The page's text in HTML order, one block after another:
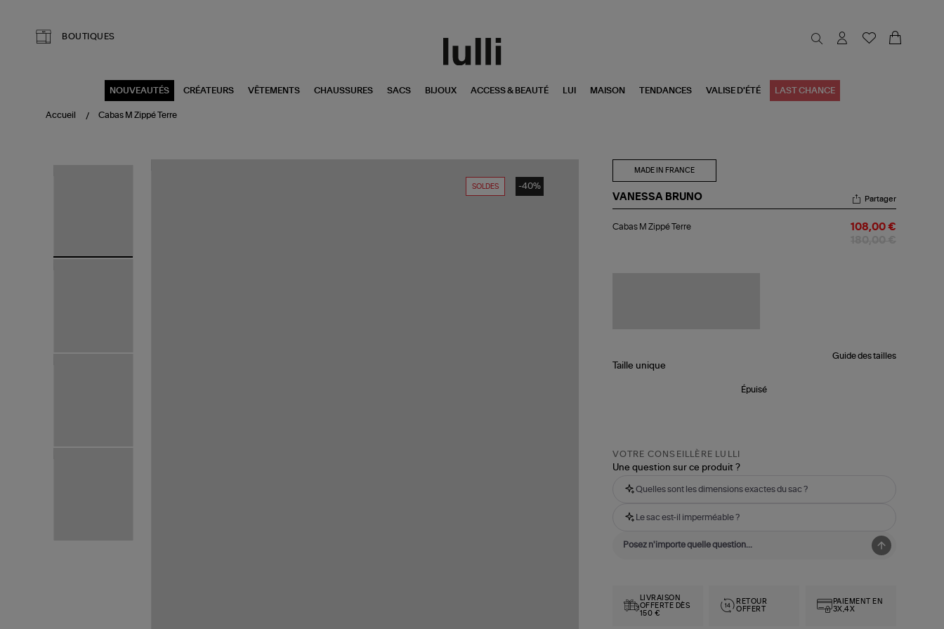
BOUTIQUES
NOUVEAUTÉS CRÉATEURS VÊTEMENTS CHAUSSURES SACS BIJOUX ACCESS & BEAUTÉ LUI MAISON TENDANCES VALISE D'ÉTÉ LAST CHANCE
Accueil Cabas M Zippé Terre
SOLDES -40%
MADE IN FRANCE
VANESSA BRUNO
M
Partager
Cabas M Zippé Terre 108,00 €
Guide des tailles
Taille unique
Épuisé
VOTRE CONSEILLÈRE LULLI
Une question sur ce produit ?
Quelles sont les dimensions exactes du sac ?
Le sac est-il imperméable ?
LIVRAISON
OFFERTE DÈS
150 €
RETOUR
OFFERT
PAIEMENT EN
3X,4X